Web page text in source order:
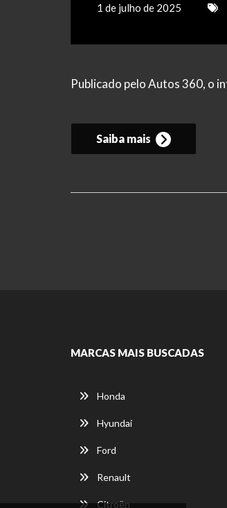
1 de julho de 2025
Publicado pelo Autos 360, o
Saiba mais
MARCAS MAIS BUSCADAS
Honda
Hyundai
Ford
Renault
Citroën